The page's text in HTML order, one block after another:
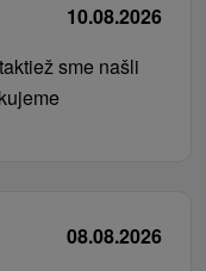
10.08.2026
sme našli
08.08.2026